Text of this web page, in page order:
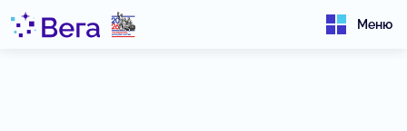
Меню